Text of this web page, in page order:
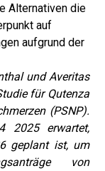
Alternativen die
auf
aufgrund der
und Averitas
für Qutenza
(PSNP).
2025 erwartet,
geplant ist, um
von